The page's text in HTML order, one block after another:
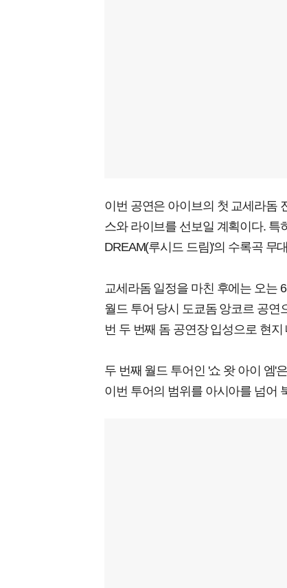
이번 공연은 아이브의 첫 교세라돔
스와 라이브를 선보일 계획이다. 특
DREAM(루시드 드림)'의 수록곡 무
교세라돔 일정을 마친 후에는 오는
월드 투어 당시 도쿄돔 앙코르 공연
번 두 번째 돔 공연장 입성으로 현
두 번째 월드 투어인 '쇼 왓 아이 엠'
이번 투어의 범위를 아시아를 넘어